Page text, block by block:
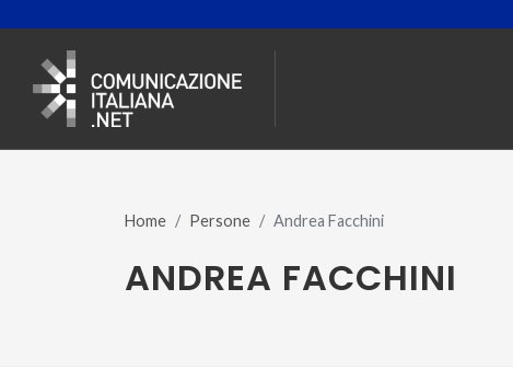
Home Persone Andrea Facchini
ANDREA FACCHINI